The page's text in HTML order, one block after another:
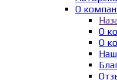
О
О
О